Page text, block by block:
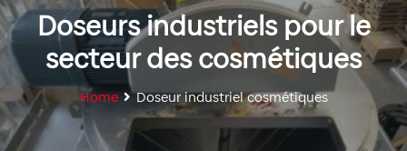
Doseurs industriels pour le
secteur des cosmétiques
Home Doseur industriel cosmétiques